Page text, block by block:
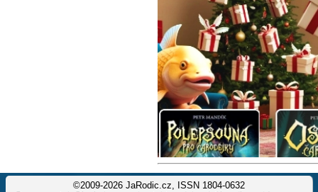
©2009-2026 JaRodic.cz, ISSN 1804-0632